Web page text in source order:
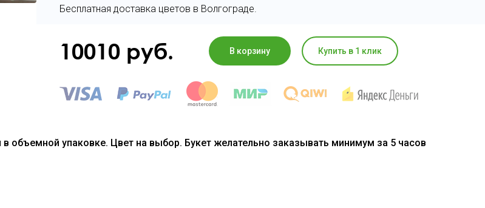
Бесплатная доставка цветов в Волгограде.
10010 руб. В корзину Купить в 1 клик
объемной упаковке. Цвет на выбор. Букет желательно заказывать минимум за 5 часов